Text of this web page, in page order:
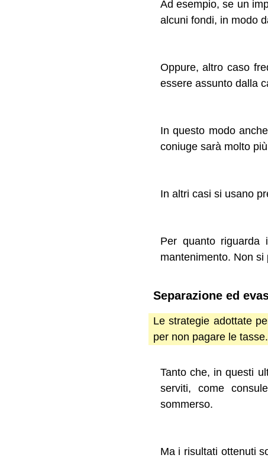
Ad esempio, se un
alcuni fondi, in modo
Oppure, altro caso
essere assunto dalla
In questo modo
coniuge sarà molto
In altri casi si usano
Per quanto
mantenimento. Non
Separazione ed
Le strategie adottate
per non pagare le tasse.
Tanto che, in questi
serviti, come
sommerso.
Ma i risultati ottenuti